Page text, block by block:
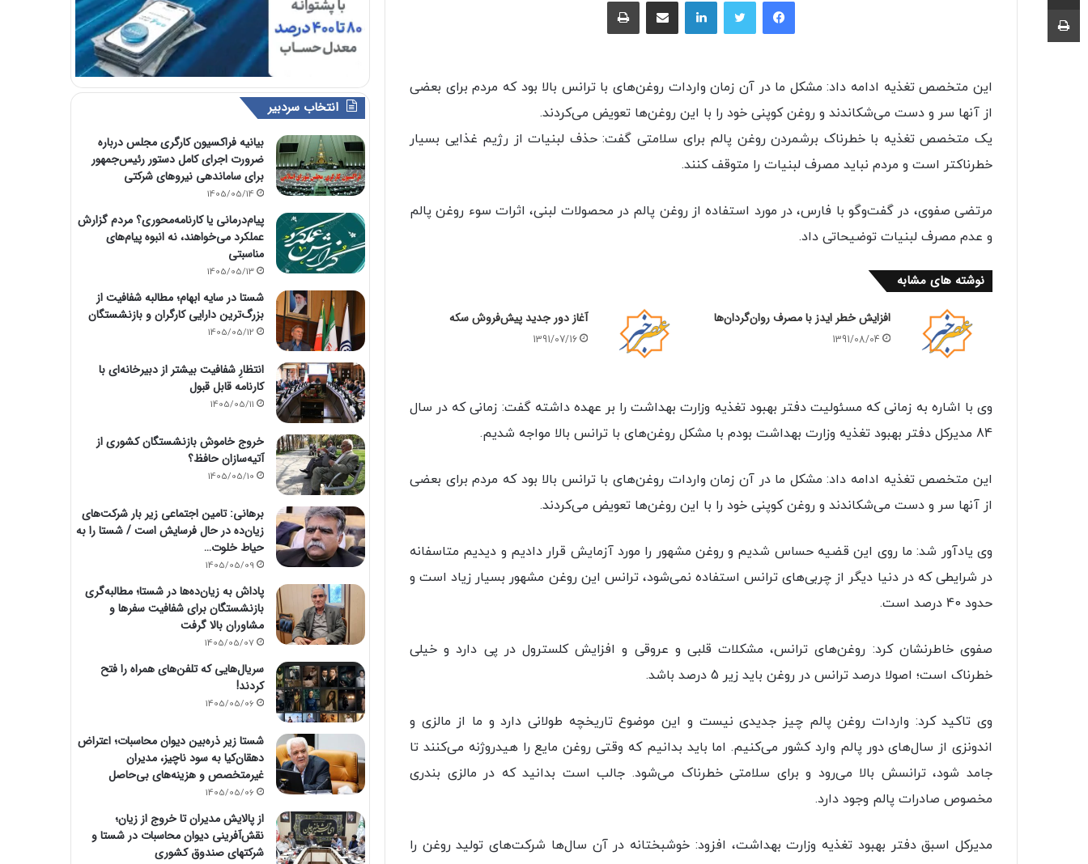
این متخصص تغذیه ادامه داد: مشکل ما در آن زمان واردات روغن‌های با ترانس بالا بود که مردم برای بعضی
از آنها سر و دست می‌شکاندند و روغن کوپنی خود را با این روغن‌ها تعویض می‌کردند.
یک متخصص تغذیه با خطرناک برشمردن روغن پالم برای سلامتی گفت: حذف لبنیات از رژیم غذایی بسیار
خطرناکتر است و مردم نباید مصرف لبنیات را متوقف کنند.
مرتضی صفوی، در گفت‌و‌گو با فارس، در مورد استفاده از روغن پالم در محصولات لبنی، اثرات سوء روغن پالم
و عدم مصرف لبنیات توضیحاتی داد.
نوشته های مشابه
افزایش خطر ایدز با مصرف روان‌گردان‌ها
1391/08/04
آغاز دور جدید پیش‌فروش سکه
1391/07/16
وی با اشاره به زمانی که مسئولیت دفتر بهبود تغذیه وزارت بهداشت را بر عهده داشته گفت: زمانی که در سال
84 مدیرکل دفتر بهبود تغذیه وزارت بهداشت بودم با مشکل روغن‌های با ترانس بالا مواجه شدیم.
این متخصص تغذیه ادامه داد: مشکل ما در آن زمان واردات روغن‌های با ترانس بالا بود که مردم برای بعضی
از آنها سر و دست می‌شکاندند و روغن کوپنی خود را با این روغن‌ها تعویض می‌کردند.
وی یادآور شد: ما روی این قضیه حساس شدیم و روغن مشهور را مورد آزمایش قرار دادیم و دیدیم متاسفانه
در شرایطی که در دنیا دیگر از چربی‌های ترانس استفاده نمی‌شود، ترانس این روغن مشهور بسیار زیاد است و
حدود 40 درصد است.
صفوی خاطرنشان کرد: روغن‌های ترانس، مشکلات قلبی و عروقی و افزایش کلسترول در پی دارد و خیلی
خطرناک است؛ اصولا درصد ترانس در روغن باید زیر 5 درصد باشد.
وی تاکید کرد: واردات روغن پالم چیز جدیدی نیست و این موضوع تاریخچه طولانی دارد و ما از مالزی و
اندونزی از سال‌های دور پالم وارد کشور می‌کنیم. اما باید بدانیم که وقتی روغن مایع را هیدروژنه می‌کنند تا
جامد شود، ترانسش بالا می‌رود و برای سلامتی خطرناک می‌شود. جالب است بدانید که در مالزی بندری
مخصوص صادرات پالم وجود دارد.
مدیرکل اسبق دفتر بهبود تغذیه وزارت بهداشت، افزود: خوشبختانه در آن سال‌ها شرکت‌های تولید روغن را
انتخاب سردبیر
بیانیه فراکسیون کارگری مجلس درباره
ضرورت اجرای کامل دستور رئیس‌جمهور
برای ساماندهی نیروهای شرکتی
1405/05/14
پیام‌درمانی یا کارنامه‌محوری؟ مردم گزارش
عملکرد می‌خواهند، نه انبوه پیام‌های
مناسبتی
1405/05/13
شستا در سایه ابهام؛ مطالبه شفافیت از
بزرگ‌ترین دارایی کارگران و بازنشستگان
1405/05/12
انتظارِ شفافیت بیشتر از دبیرخانه‌ای با
کارنامه قابل قبول
1405/05/11
خروج خاموش بازنشستگان کشوری از
آتیه‌سازان حافظ؟
1405/05/10
برهانی: تامین اجتماعی زیر بار شرکت‌های
زیان‌ده در حال فرسایش است / شستا را به
حیاط خلوت…
1405/05/09
پاداش به زیان‌ده‌ها در شستا؛ مطالبه‌گری
بازنشستگان برای شفافیت سفرها و
مشاوران بالا گرفت
1405/05/07
سریال‌هایی که تلفن‌های همراه را فتح
کردند!
1405/05/06
شستا زیر ذره‌بین دیوان محاسبات؛ اعتراض
دهقان‌کیا به سود ناچیز، مدیران
غیرمتخصص و هزینه‌های بی‌حاصل
1405/05/06
از پالایش مدیران تا خروج از زیان؛
نقش‌آفرینی دیوان محاسبات در شستا و
شرکتهای صندوق کشوری